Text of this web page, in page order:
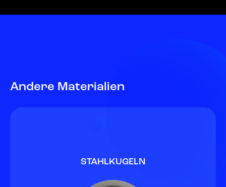
Andere Materialien
STAHLKUGELN